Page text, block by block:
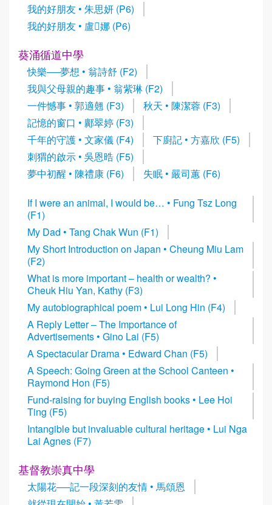
我的好朋友 • 朱思妍 (P6)
我的好朋友 • 盧娜 (P6)
葵涌循道中學
快樂──夢想 • 翁詩舒 (F2)
我與父母親的趣事 • 翁紫琳 (F2)
一件憾事 • 郭適翹 (F3)
秋天 • 陳潔蓉 (F3)
記憶的窗口 • 鄺翠婷 (F3)
千年的守護 • 文家儀 (F4)
下廚記 • 方嘉欣 (F5)
刺猬的啟示 • 吳恩晧 (F5)
夢中初醒 • 陳禮康 (F6)
失眠 • 嚴司蕙 (F6)
If I were an animal, I would be… • Fung Tsz Long
(F1)
My Dad • Tang Chak Wun (F1)
My Short Introduction on Japan • Cheung Miu Lam
(F2)
What is more important – health or wealth? •
Cheuk Hiu Yan, Kathy (F3)
My autobiographical poem • Lui Long Hin (F4)
A Reply Letter – The Importance of
Advertisements • Gino Lai (F5)
A Spectacular Drama • Edward Chan (F5)
A Speech: Going Green at the School Canteen •
Raymond Hon (F5)
Fund-raising for buying English books • Lee Hoi
Ting (F5)
Intangible but invaluable cultural heritage • Lui Nga
Lai Agnes (F7)
基督教崇真中學
太陽花──記一段深刻的友情 • 馬頌恩